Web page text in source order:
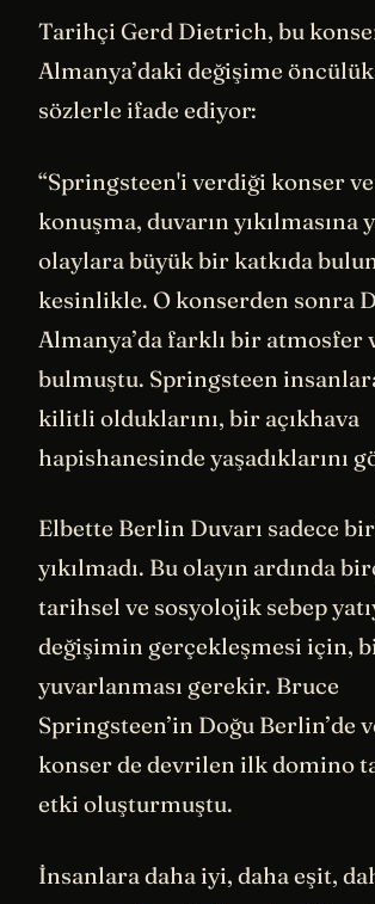
Tarihçi Gerd Dietrich, bu
Almanya’daki değişime
sözlerle ifade ediyor:
“Springsteen'i verdiği konser ve
konuşma, duvarın yıkılmasına
olaylara büyük bir katkıda
kesinlikle. O konserden sonra
Almanya’da farklı bir atmosfer
bulmuştu. Springsteen
kilitli olduklarını, bir açıkhava
hapishanesinde yaşadıklarını
Elbette Berlin Duvarı sadece
yıkılmadı. Bu olayın ardında
tarihsel ve sosyolojik sebep
değişimin gerçekleşmesi için,
yuvarlanması gerekir. Bruce
Springsteen’in Doğu Berlin’de
konser de devrilen ilk domino
etki oluşturmuştu.
İnsanlara daha iyi, daha eşit,